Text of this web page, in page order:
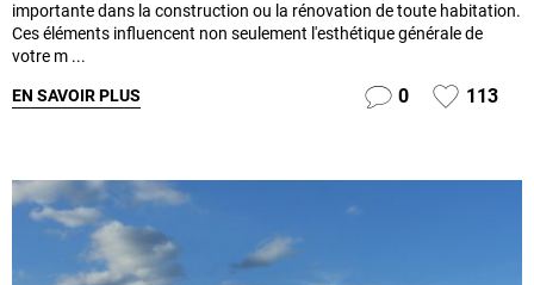
importante dans la construction ou la rénovation de toute habitation.
Ces éléments influencent non seulement l'esthétique générale de
votre m ...
EN SAVOIR PLUS 0 113